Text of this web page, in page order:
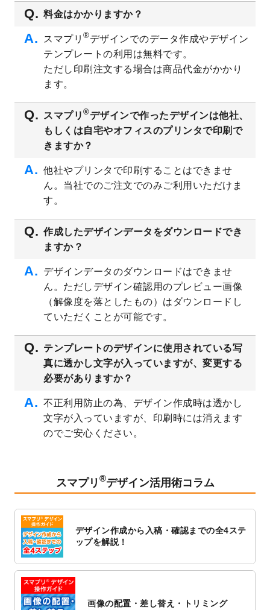
ました。
2023/8/7
【新商品】チケット
が作成できるようにな
りました！
美容・エステのチラシデザインテンプレー
トを追加しました。
いたしました。
2023/6/12
うちわのデザインテンプレート
を公開いた
しました。
を公開いたしました。
2023/5/9
書類カバー（見積書表紙）のデザインテン
追加しました。
2023/4/20
2023/4/18
セミナー・講演会のチラシデザインテンプ
レートを追加しました。
2023/4/18
スポーツジム・フィットネスクラブのチラ
シデザインテンプレート
2023/3/16
シール・ラベルのデザインテンプレートを
公開いたしました。
2023/3/13
封筒（長3、洋長3、角2）のデザインテンプ
レートを追加しました。
2023/3/13
クリアファイルのデザインテンプレート
追加しました。
2023/3/2
パワーポイント版テンプレートをダウンロ
追加しました。
2023/1/13
4月始まりのカレンダーデザインテンプレー
2023/1/5
スタンプカードのデザインテンプレート
追加しました。
2022/12/26
止のお知らせ
2022/12/16
トを公開いたしました。
料金はかかりますか？
スマプリ ®デザインでのデータ作成やデザイン
テンプレートの利用は無料です。
ただし印刷注文する場合は商品代金がかかり
ます。
スマプリ ®デザインで作ったデザインは他社、
もしくは自宅やオフィスのプリンタで印刷で
きますか？
他社やプリンタで印刷することはできませ
ん。当社でのご注文でのみご利用いただけま
す。
作成したデザインデータをダウンロードでき
ますか？
デザインデータのダウンロードはできませ
ん。ただしデザイン確認用のプレビュー画像
（解像度を落としたもの）はダウンロードし
ていただくことが可能です。
テンプレートのデザインに使用されている写
真に透かし文字が入っていますが、変更する
必要がありますか？
不正利用防止の為、デザイン作成時は透かし
文字が入っていますが、印刷時には消えます
のでご安心ください。
スマプリ ®デザイン活用術コラム
デザイン作成から入稿・確認までの全4ステ
ップを解説！
画像の配置・差し替え・トリミング